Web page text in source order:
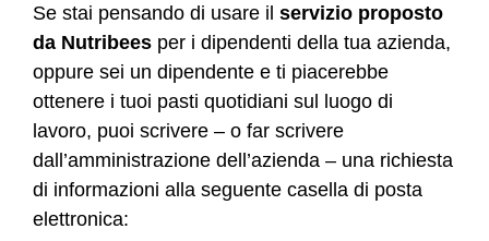
Se stai pensando di usare il servizio proposto
da Nutribees per i dipendenti della tua azienda,
oppure sei un dipendente e ti piacerebbe
ottenere i tuoi pasti quotidiani sul luogo di
lavoro, puoi scrivere – o far scrivere
dall’amministrazione dell’azienda – una richiesta
di informazioni alla seguente casella di posta
elettronica: